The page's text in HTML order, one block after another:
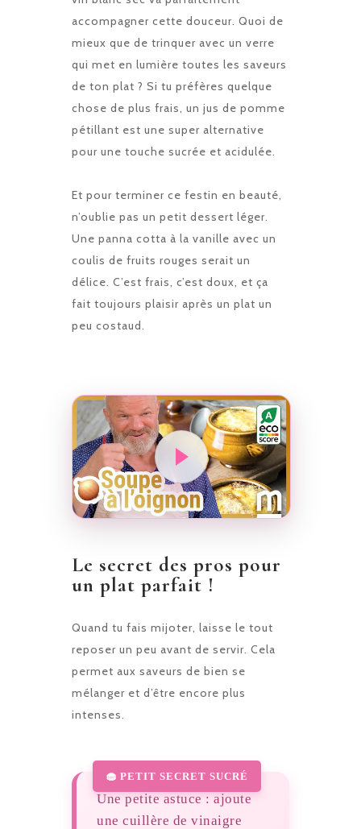
accompagner cette douceur. Quoi de
mieux que de trinquer avec un verre
qui met en lumière toutes les saveurs
de ton plat ? Si tu préfères quelque
chose de plus frais, un jus de pomme
pétillant est une super alternative
pour une touche sucrée et acidulée.
Et pour terminer ce festin en beauté,
n’oublie pas un petit dessert léger.
Une panna cotta à la vanille avec un
coulis de fruits rouges serait un
délice. C’est frais, c’est doux, et ça
fait toujours plaisir après un plat un
peu costaud.
Le secret des pros pour
un plat parfait !
Quand tu fais mijoter, laisse le tout
reposer un peu avant de servir. Cela
permet aux saveurs de bien se
mélanger et d’être encore plus
intenses.
Une petite astuce : ajoute
une cuillère de vinaigre